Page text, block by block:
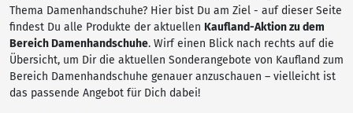
Thema Damenhandschuhe? Hier bist Du am Ziel - auf dieser Seite
findest Du alle Produkte der aktuellen Kaufland-Aktion zu dem
Bereich Damenhandschuhe. Wirf einen Blick nach rechts auf die
Übersicht, um Dir die aktuellen Sonderangebote von Kaufland zum
Bereich Damenhandschuhe genauer anzuschauen – vielleicht ist
das passende Angebot für Dich dabei!